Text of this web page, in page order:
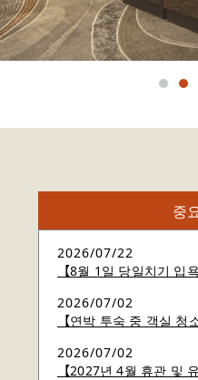
중
2026/07/22
【8월 1일 당일치기 입
2026/07/02
【연박 투숙 중 객실 청
2026/07/02
【2027년 4월 휴관 및